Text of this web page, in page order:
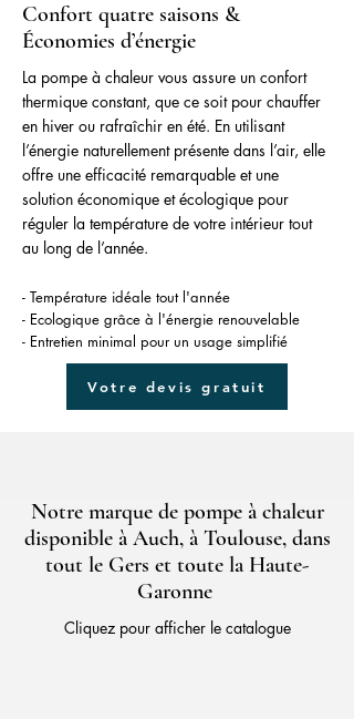
Confort quatre saisons &
Économies d’énergie
La pompe à chaleur vous assure un confort
thermique constant, que ce soit pour chauffer
en hiver ou rafraîchir en été. En utilisant
l’énergie naturellement présente dans l’air, elle
offre une efficacité remarquable et une
solution économique et écologique pour
réguler la température de votre intérieur tout
au long de l’année.
​- Température idéale tout l'année
- Ecologique grâce à l'énergie renouvelable
- Entretien minimal pour un usage simplifié
Votre devis gratuit
Notre marque de pompe à chaleur
disponible à Auch, à Toulouse, dans
tout le Gers et toute la Haute-
Garonne
Cliquez pour afficher le catalogue